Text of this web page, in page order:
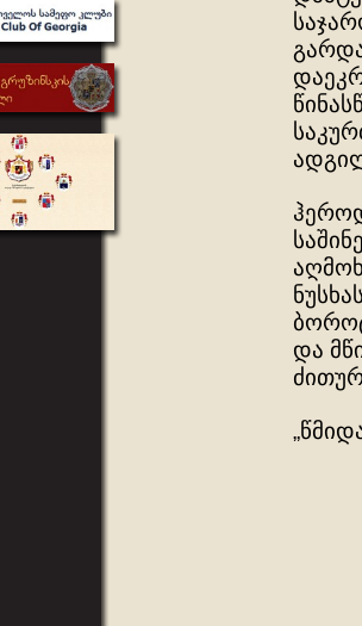
და